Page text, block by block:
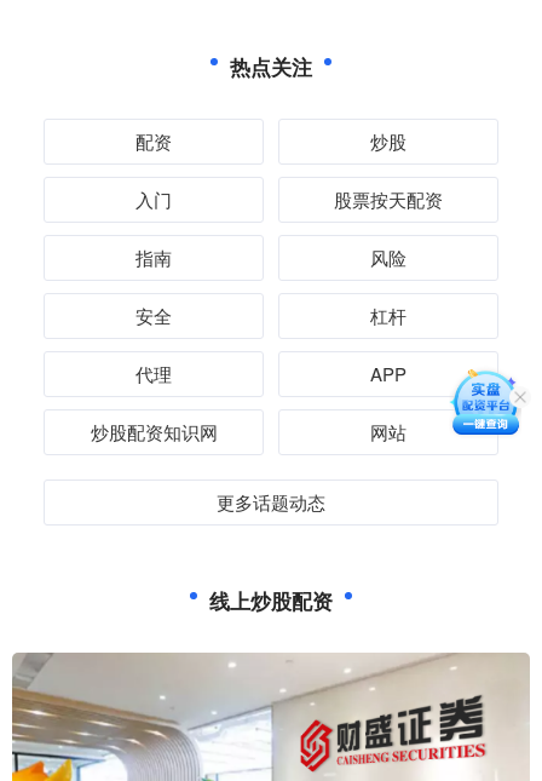
热点关注
配资 炒股
入门 股票按天配资
指南 风险
安全 杠杆
代理 APP
炒股配资知识网 网站
更多话题动态
线上炒股配资